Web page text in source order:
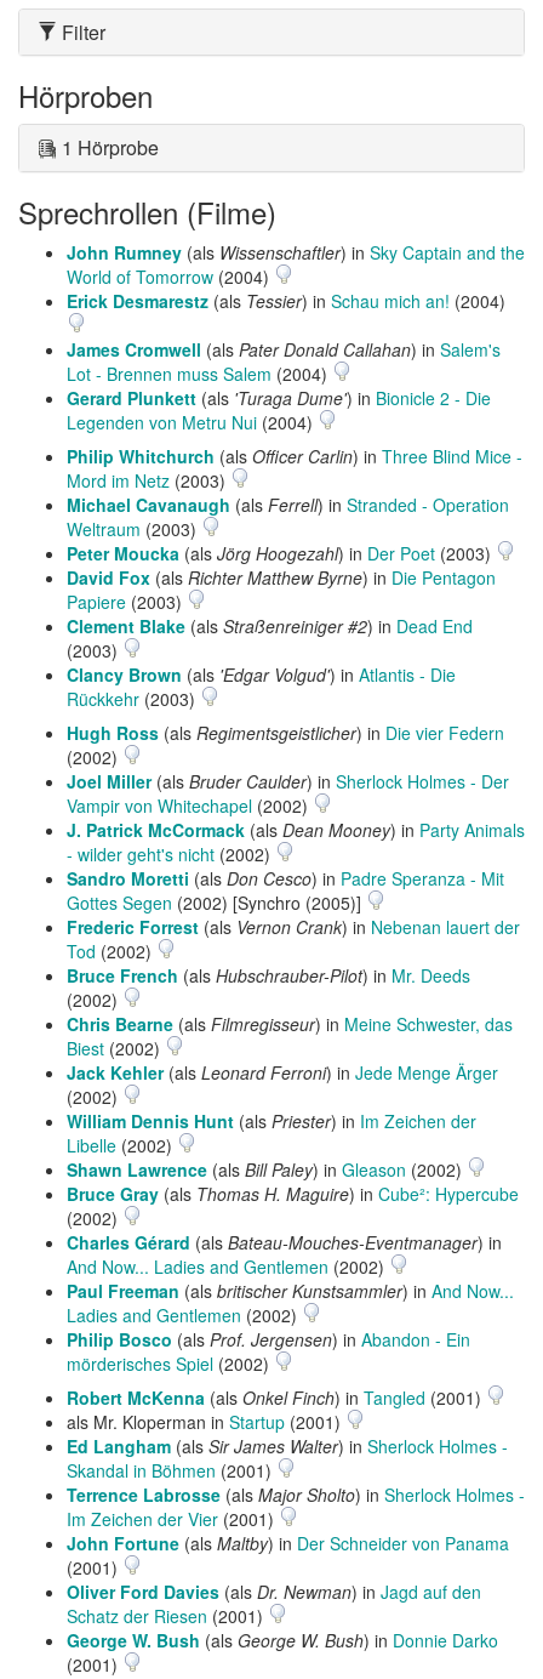
Filter
Hörproben
1 Hörprobe
Sprechrollen (Filme)
John Rumney (als Wissenschaftler) in Sky Captain and the
World of Tomorrow (2004)
Erick Desmarestz (als Tessier) in Schau mich an! (2004)
James Cromwell (als Pater Donald Callahan) in Salem's
Lot - Brennen muss Salem (2004)
Gerard Plunkett (als 'Turaga Dume') in Bionicle 2 - Die
Legenden von Metru Nui (2004)
Philip Whitchurch (als Officer Carlin) in Three Blind Mice -
Mord im Netz (2003)
Michael Cavanaugh (als Ferrell) in Stranded - Operation
Weltraum (2003)
Peter Moucka (als Jörg Hoogezahl) in Der Poet (2003)
David Fox (als Richter Matthew Byrne) in Die Pentagon
Papiere (2003)
Clement Blake (als Straßenreiniger #2) in Dead End
(2003)
Clancy Brown (als 'Edgar Volgud') in Atlantis - Die
Rückkehr (2003)
Hugh Ross (als Regimentsgeistlicher) in Die vier Federn
(2002)
Joel Miller(als Bruder Caulder) in Sherlock Holmes - Der
Vampir von Whitechapel (2002)
J. Patrick McCormack (als Dean Mooney) in Party Animals
- wilder geht's nicht (2002)
Sandro Moretti (als Don Cesco) in Padre Speranza - Mit
Gottes Segen (2002) [Synchro (2005)]
Frederic Forrest (als Vernon Crank) in Nebenan lauert der
Tod (2002)
Bruce French (als Hubschrauber-Pilot) in Mr. Deeds
(2002)
Chris Bearne (als Filmregisseur) in Meine Schwester, das
Biest (2002)
Jack Kehler(als Leonard Ferroni) in Jede Menge Ärger
(2002)
William Dennis Hunt (als Priester) in Im Zeichen der
Libelle (2002)
Shawn Lawrence (als Bill Paley) in Gleason (2002)
Bruce Gray (als Thomas H. Maguire) in Cube²: Hypercube
(2002)
Charles Gérard (als Bateau-Mouches-Eventmanager) in
And Now... Ladies and Gentlemen (2002)
Paul Freeman (als britischer Kunstsammler) in And Now...
Ladies and Gentlemen (2002)
Philip Bosco (als Prof. Jergensen) in Abandon - Ein
mörderisches Spiel (2002)
Robert McKenna (als Onkel Finch) in Tangled (2001)
als Mr. Kloperman in Startup (2001)
Ed Langham (als Sir James Walter) in Sherlock Holmes -
Skandal in Böhmen (2001)
Terrence Labrosse (als Major Sholto) in Sherlock Holmes -
Im Zeichen der Vier (2001)
John Fortune (als Maltby) in Der Schneider von Panama
(2001)
Oliver Ford Davies (als Dr. Newman) in Jagd auf den
Schatz der Riesen (2001)
George W. Bush (als George W. Bush) in Donnie Darko
(2001)